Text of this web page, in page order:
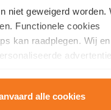
niet geweigerd worden.
Functionele cookies
kan raadplegen. Wij en
alle cookies
alle
openen we onze
je woonwensen